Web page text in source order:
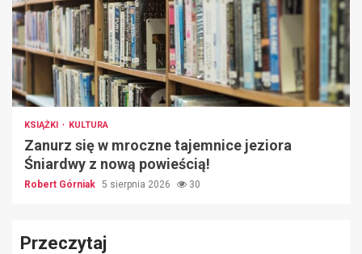
KSIĄŻKI KULTURA
Zanurz się w mroczne tajemnice jeziora
Śniardwy z nową powieścią!
Robert Górniak 5 sierpnia 2026 30
Przeczytaj